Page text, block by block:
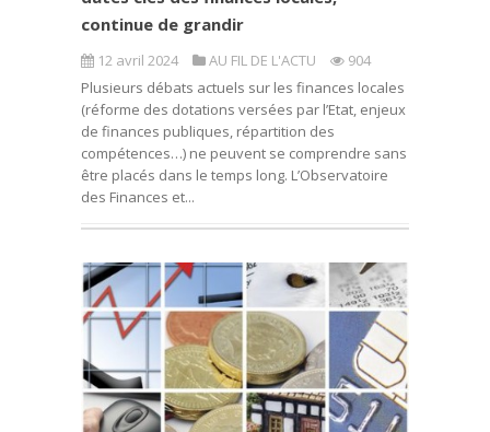
continue de grandir
12 avril 2024 AU FIL DE L'ACTU
904
Plusieurs débats actuels sur les finances locales
(réforme des dotations versées par l’Etat, enjeux
de finances publiques, répartition des
compétences…) ne peuvent se comprendre sans
être placés dans le temps long. L’Observatoire
des Finances et...